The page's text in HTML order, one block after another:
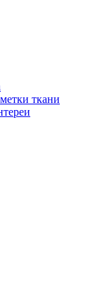
ткани